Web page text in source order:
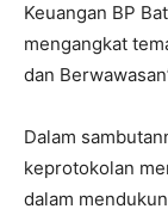
Keuangan BP
mengangkat
dan
Dalam
keprotokolan
dalam